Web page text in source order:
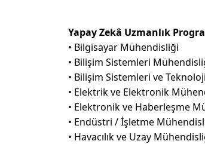
Yapay Zekâ Uzmanlık
• Bilgisayar Mühendisliği
• Bilişim Sistemleri
• Bilişim Sistemleri ve
• Elektrik ve Elektronik
• Elektronik ve Haberleşme
• Endüstri / İşletme
• Havacılık ve Uzay